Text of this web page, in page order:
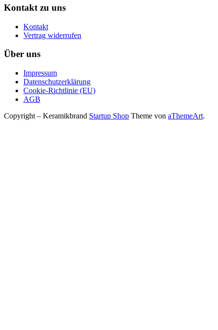
Kontakt zu uns
Kontakt
Vertrag widerrufen
Über uns
Impressum
Datenschutzerklärung
Cookie-Richtlinie (EU)
AGB
Copyright – Keramikbrand Startup Shop Theme von aThemeArt.